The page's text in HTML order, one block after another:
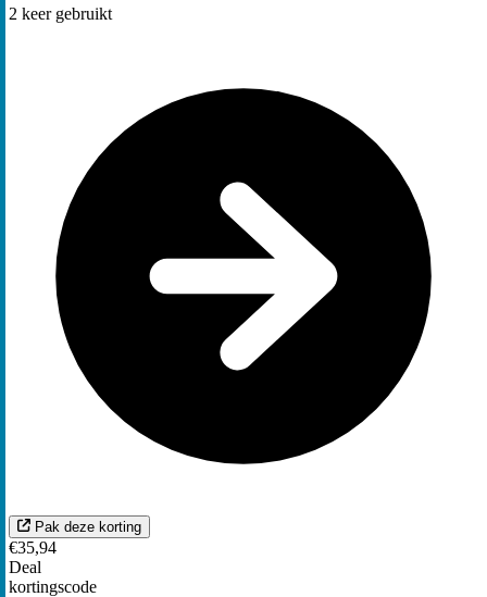
2 keer gebruikt
Pak deze korting
€35,94
Deal
kortingscode